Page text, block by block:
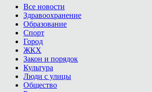
Все новости
Здравоохранение
Образование
Спорт
Город
ЖКХ
Закон и порядок
Культура
Люди с улицы
Общество